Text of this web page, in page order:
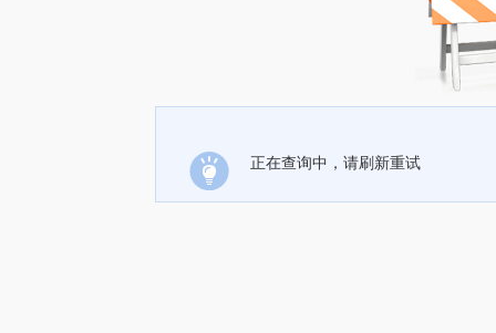
正在查询中，请刷新重试